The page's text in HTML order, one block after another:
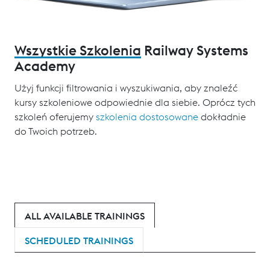
Wszystkie Szkolenia Railway Systems
Academy
Użyj funkcji filtrowania i wyszukiwania, aby znaleźć
kursy szkoleniowe odpowiednie dla siebie. Oprócz tych
szkoleń oferujemy szkolenia dostosowane dokładnie
do Twoich potrzeb.
ALL AVAILABLE TRAININGS
SCHEDULED TRAININGS